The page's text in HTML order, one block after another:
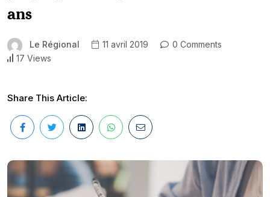
ans
Le Régional 11 avril 2019
0 Comments
17 Views
Share This Article: